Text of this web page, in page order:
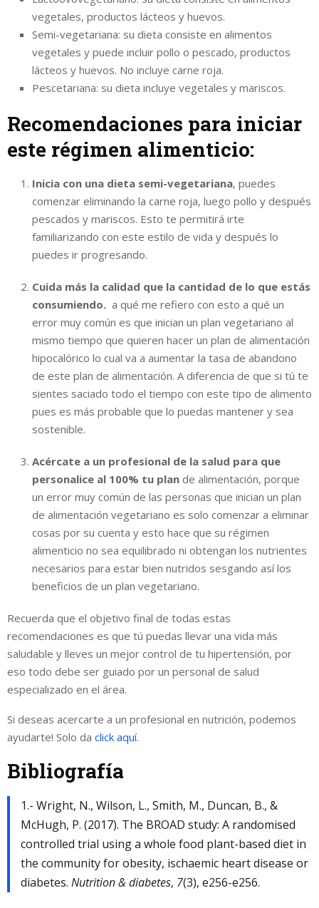
vegetales, productos lácteos y huevos.
Semi-vegetariana: su dieta consiste en alimentos
vegetales y puede incluir pollo o pescado, productos
lácteos y huevos. No incluye carne roja.
Pescetariana: su dieta incluye vegetales y mariscos.
Recomendaciones para iniciar
este régimen alimenticio:
Inicia con una dieta semi-vegetariana, puedes
comenzar eliminando la carne roja, luego pollo y después
pescados y mariscos. Esto te permitirá irte
familiarizando con este estilo de vida y después lo
puedes ir progresando.
Cuida más la calidad que la cantidad de lo que estás
consumiendo. a qué me refiero con esto a qué un
error muy común es que inician un plan vegetariano al
mismo tiempo que quieren hacer un plan de alimentación
hipocalórico lo cual va a aumentar la tasa de abandono
de este plan de alimentación. A diferencia de que si tú te
sientes saciado todo el tiempo con este tipo de alimento
pues es más probable que lo puedas mantener y sea
sostenible.
Acércate a un profesional de la salud para que
personalice al 100% tu plan de alimentación, porque
un error muy común de las personas que inician un plan
de alimentación vegetariano es solo comenzar a eliminar
cosas por su cuenta y esto hace que su régimen
alimenticio no sea equilibrado ni obtengan los nutrientes
necesarios para estar bien nutridos sesgando así los
beneficios de un plan vegetariano.
Recuerda que el objetivo final de todas estas
recomendaciones es que tú puedas llevar una vida más
saludable y lleves un mejor control de tu hipertensión, por
eso todo debe ser guiado por un personal de salud
especializado en el área.
Si deseas acercarte a un profesional en nutrición, podemos
ayudarte! Solo da click aquí.
Bibliografía
1.- Wright, N., Wilson, L., Smith, M., Duncan, B., &
McHugh, P. (2017). The BROAD study: A randomised
controlled trial using a whole food plant-based diet in
the community for obesity, ischaemic heart disease or
diabetes. Nutrition & diabetes, 7(3), e256-e256.